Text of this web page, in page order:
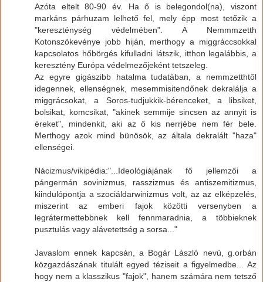
Azóta eltelt 80-90 év. Ha ő is belegondol(na), viszont
markáns párhuzam lelhető fel, mely épp most tetőzik a
"kereszténység védelmében". A Nemmmzetth
Kotonszökevénye jobb hiján, merthogy a miggráccsokkal
kapcsolatos hőbörgés kifulladni látszik, itthon legalábbis, a
keresztény Európa védelmezőjeként tetszeleg.
Az egyre gigászibb hatalma tudatában, a nemmzetthtől
idegennek, ellenségnek, mesemmisitendőnek dekralálja a
miggrácsokat, a Soros-tudjukkik-bérenceket, a libsiket,
bolsikat, komcsikat, "akinek semmije sincsen az annyit is
éreket", mindenkit, aki az ő kis nerrjébe nem fér bele.
Merthogy azok mind bünösök, az általa dekralált "haza"
ellenségei.
Nácizmus/vikipédia:"...Ideológiájának fő jellemzői a
pángermán sovinizmus, rasszizmus és antiszemitizmus,
kiindulópontja a szociáldarwinizmus volt, az az elképzelés,
miszerint az emberi fajok közötti versenyben a
legrátermettebbnek kell fennmaradnia, a többieknek
pusztulás vagy alávetettség a sorsa..."
Javaslom ennek kapcsán, a Bogár László nevü, g.orbán
közgazdászának titulált egyed téziseit a figyelmedbe... Az
hogy nem a klasszikus "fajok", hanem számára nem tetsző